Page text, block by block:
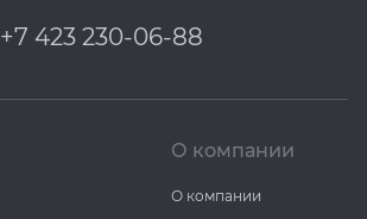
+7 423 230-06-88
О компании
О компании